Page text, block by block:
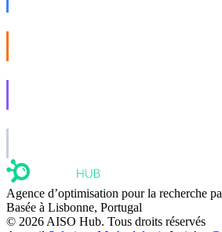
Agence d’optimisation pour la recherche
Basée à Lisbonne, Portugal
© 2026 AISO Hub. Tous droits réservés